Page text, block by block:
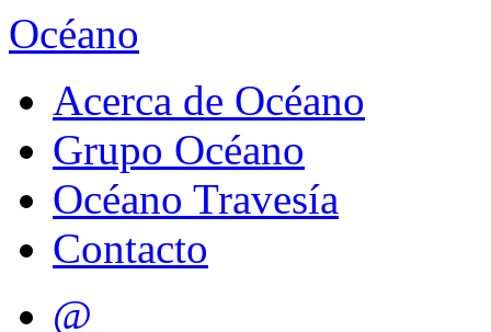
Océano
Acerca de Océano
Grupo Océano
Océano Travesía
Contacto
@